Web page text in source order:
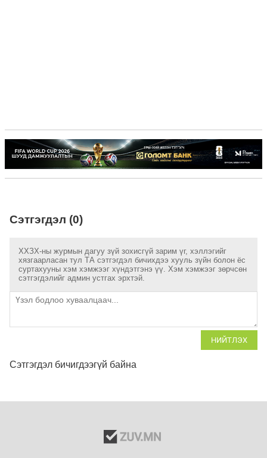
Сэтгэгдэл (0)
ХХЗХ-ны журмын дагуу зүй зохисгүй зарим үг, хэллэгийг
хязгаарласан тул ТА сэтгэгдэл бичихдээ хууль зүйн болон ёс
суртахууны хэм хэмжээг хүндэтгэнэ үү. Хэм хэмжээг зөрчсөн
сэтгэгдэлийг админ устгах эрхтэй.
НИЙТЛЭХ
Сэтгэгдэл бичигдээгүй байна